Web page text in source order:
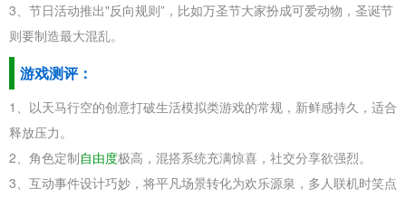
3、节日活动推出"反向规则”，比如万圣节大家扮成可爱动物，圣诞节
则要制造最大混乱。
游戏测评：
1、以天马行空的创意打破生活模拟类游戏的常规，新鲜感持久，适合
释放压力。
2、角色定制自由度极高，混搭系统充满惊喜，社交分享欲强烈。
3、互动事件设计巧妙，将平凡场景转化为欢乐源泉，多人联机时笑点